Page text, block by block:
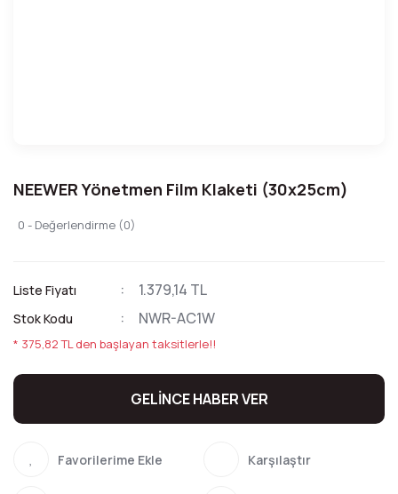
NEEWER Yönetmen Film Klaketi (30x25cm)
0 - Değerlendirme (0)
Liste Fiyatı 1.379,14 TL
Stok Kodu NWR-AC1W
* 375,82 TL den başlayan taksitlerle!!
GELİNCE HABER VER
Karşılaştır